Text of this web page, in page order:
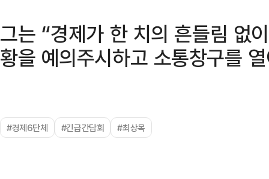
그는 “경제가 한 치의 흔들림 없
황을 예의주시하고 소통창구를
#경제6단체 #긴급간담회 #최상목